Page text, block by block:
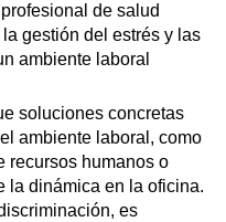
de salud
gestión del estrés y las
ambiente laboral
soluciones concretas
ambiente laboral, como
recursos humanos o
la dinámica en la oficina.
es